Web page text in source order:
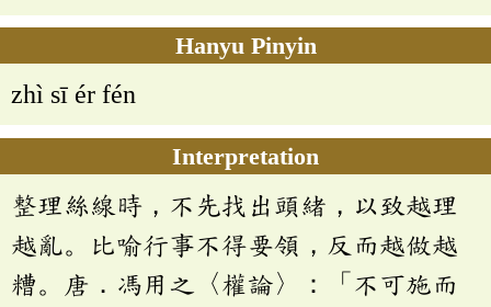
Hanyu Pinyin
zhì sī ér fén
Interpretation
整理絲線時，不先找出頭緒，以致越理
越亂。比喻行事不得要領，反而越做越
糟。唐．馮用之〈權論〉：「不可施而